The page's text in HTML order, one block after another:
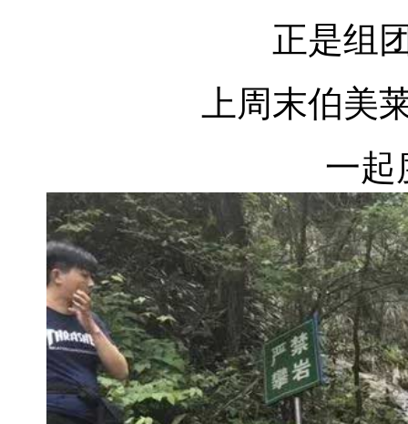
正是组
上周末伯美
一起